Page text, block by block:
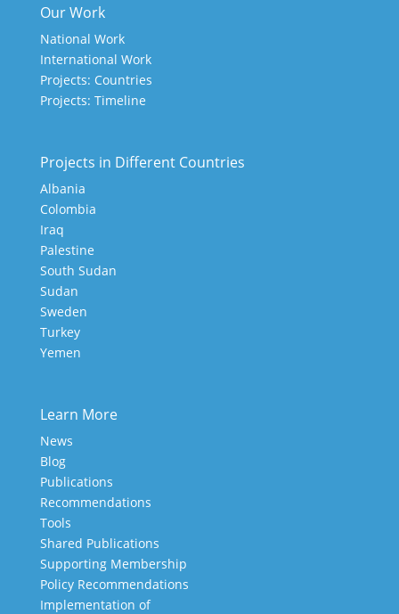
Our Work
National Work
International Work
Projects: Countries
Projects: Timeline
Projects in Different Countries
Albania
Colombia
Iraq
Palestine
South Sudan
Sudan
Sweden
Turkey
Yemen
Learn More
News
Blog
Publications
Recommendations
Tools
Shared Publications
Supporting Membership
Policy Recommendations
Implementation of